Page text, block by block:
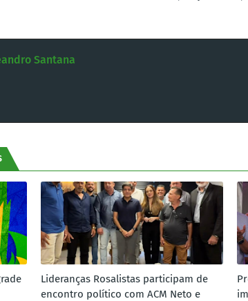
Santana
Lideranças Rosalistas participam de
encontro político com ACM Neto e